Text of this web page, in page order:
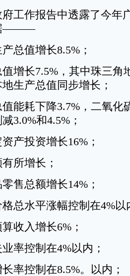
作报告中透露了今年
———
值增长8.5%；
长7.5%，其中珠三角
生产总值同步增长；
耗下降3.7%，二氧化
3.0%和4.5%；
投资增长16%；
所增长；
总额增长14%；
水平涨幅控制在4%以
入增长6%；
控制在4%以内；
控制在8.5%。以内；